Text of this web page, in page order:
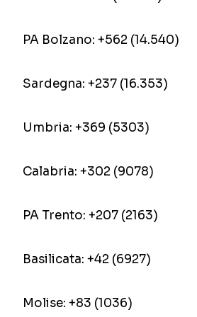
PA Bolzano: +562 (14.540)
Sardegna: +237 (16.353)
Umbria: +369 (5303)
Calabria: +302 (9078)
PA Trento: +207 (2163)
Basilicata: +42 (6927)
Molise: +83 (1036)